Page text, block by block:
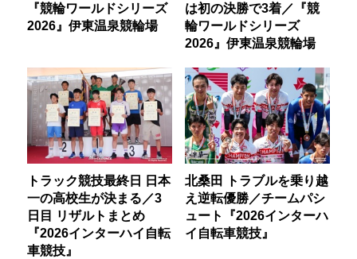
『競輪ワールドシリーズ
2026』伊東温泉競輪場
は初の決勝で3着／『競
輪ワールドシリーズ
2026』伊東温泉競輪場
トラック競技最終日 日本
一の高校生が決まる／3
日目 リザルトまとめ
『2026インターハイ自転
車競技』
北桑田 トラブルを乗り越
え逆転優勝／チームパシ
ュート『2026インターハ
イ自転車競技』